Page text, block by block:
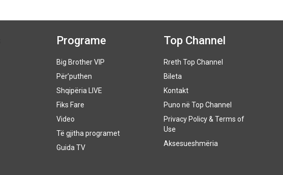
Programe
Big Brother VIP
Për’puthen
Shqipëria LIVE
Fiks Fare
Video
Të gjitha programet
Guida TV
Top Channel
Rreth Top Channel
Bileta
Kontakt
Puno në Top Channel
Privacy Policy & Terms of
Use
Aksesueshmëria